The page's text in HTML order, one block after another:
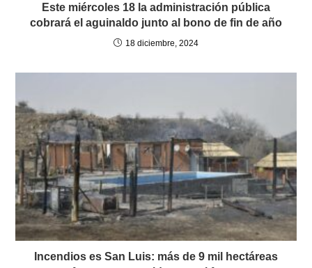
Este miércoles 18 la administración pública
cobrará el aguinaldo junto al bono de fin de año
18 diciembre, 2024
Incendios es San Luis: más de 9 mil hectáreas